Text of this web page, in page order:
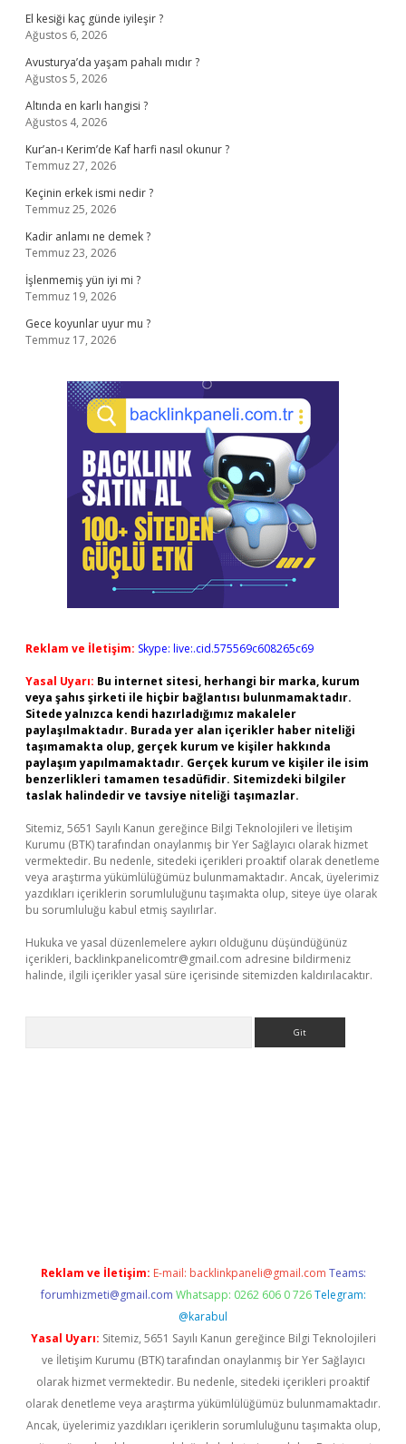
El kesiği kaç günde iyileşir ?
Ağustos 6, 2026
Avusturya’da yaşam pahalı mıdır ?
Ağustos 5, 2026
Altında en karlı hangisi ?
Ağustos 4, 2026
Kur’an-ı Kerim’de Kaf harfi nasıl okunur ?
Temmuz 27, 2026
Keçinin erkek ismi nedir ?
Temmuz 25, 2026
Kadir anlamı ne demek ?
Temmuz 23, 2026
İşlenmemiş yün iyi mi ?
Temmuz 19, 2026
Gece koyunlar uyur mu ?
Temmuz 17, 2026
Reklam ve İletişim: Skype: live:.cid.575569c608265c69
Yasal Uyarı: Bu internet sitesi, herhangi bir marka, kurum
veya şahıs şirketi ile hiçbir bağlantısı bulunmamaktadır.
Sitede yalnızca kendi hazırladığımız makaleler
paylaşılmaktadır. Burada yer alan içerikler haber niteliği
taşımamakta olup, gerçek kurum ve kişiler hakkında
paylaşım yapılmamaktadır. Gerçek kurum ve kişiler ile isim
benzerlikleri tamamen tesadüfidir. Sitemizdeki bilgiler
taslak halindedir ve tavsiye niteliği taşımazlar.
Sitemiz, 5651 Sayılı Kanun gereğince Bilgi Teknolojileri ve İletişim
Kurumu (BTK) tarafından onaylanmış bir Yer Sağlayıcı olarak hizmet
vermektedir. Bu nedenle, sitedeki içerikleri proaktif olarak denetleme
veya araştırma yükümlülüğümüz bulunmamaktadır. Ancak, üyelerimiz
yazdıkları içeriklerin sorumluluğunu taşımakta olup, siteye üye olarak
bu sorumluluğu kabul etmiş sayılırlar.
Hukuka ve yasal düzenlemelere aykırı olduğunu düşündüğünüz
içerikleri, backlinkpanelicomtr@gmail.com adresine bildirmeniz
halinde, ilgili içerikler yasal süre içerisinde sitemizden kaldırılacaktır.
Reklam ve İletişim: E-mail: backlinkpaneli@gmail.com Teams:
forumhizmeti@gmail.com Whatsapp: 0262 606 0 726 Telegram:
@karabul
Yasal Uyarı: Sitemiz, 5651 Sayılı Kanun gereğince Bilgi Teknolojileri
ve İletişim Kurumu (BTK) tarafından onaylanmış bir Yer Sağlayıcı
olarak hizmet vermektedir. Bu nedenle, sitedeki içerikleri proaktif
olarak denetleme veya araştırma yükümlülüğümüz bulunmamaktadır.
Ancak, üyelerimiz yazdıkları içeriklerin sorumluluğunu taşımakta olup,